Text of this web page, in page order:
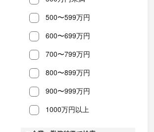
500〜599万円
600〜699万円
700〜799万円
800〜899万円
900〜999万円
1000万円以上